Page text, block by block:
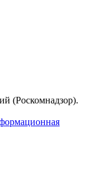
(Роскомнадзор).